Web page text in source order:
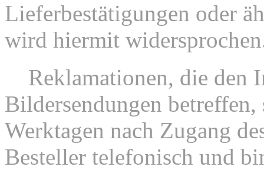
Lieferbestätigungen oder
wird hiermit
Reklamationen, die den
Bildersendungen
Werktagen nach Zugang
Besteller telefonisch und